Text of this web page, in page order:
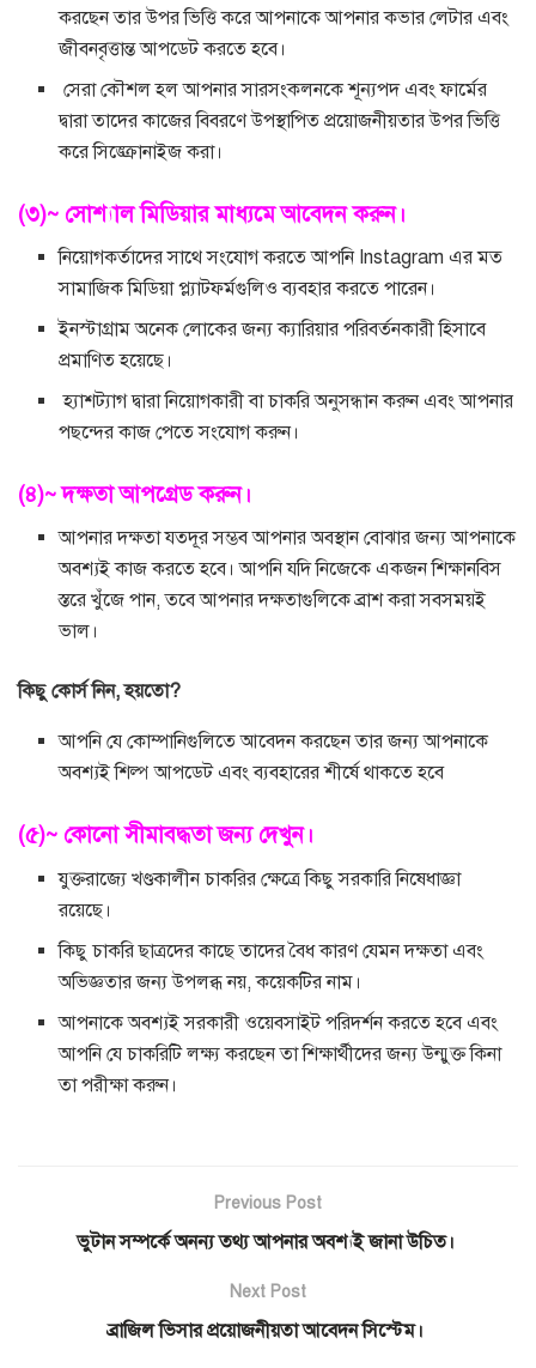
করছেন তার উপর ভিত্তি করে আপনাকে আপনার কভার লেটার এবং
জীবনবৃত্তান্ত আপডেট করতে হবে।
সেরা কৌশল হল আপনার সারসংকলনকে শূন্যপদ এবং ফার্মের
দ্বারা তাদের কাজের বিবরণে উপস্থাপিত প্রয়োজনীয়তার উপর ভিত্তি
করে সিঙ্ক্রোনাইজ করা।
(৩)~ সোশ্যাল মিডিয়ার মাধ্যমে আবেদন করুন।
নিয়োগকর্তাদের সাথে সংযোগ করতে আপনি Instagram এর মত
সামাজিক মিডিয়া প্ল্যাটফর্মগুলিও ব্যবহার করতে পারেন।
ইনস্টাগ্রাম অনেক লোকের জন্য ক্যারিয়ার পরিবর্তনকারী হিসাবে
প্রমাণিত হয়েছে।
হ্যাশট্যাগ দ্বারা নিয়োগকারী বা চাকরি অনুসন্ধান করুন এবং আপনার
পছন্দের কাজ পেতে সংযোগ করুন।
(৪)~ দক্ষতা আপগ্রেড করুন।
আপনার দক্ষতা যতদূর সম্ভব আপনার অবস্থান বোঝার জন্য আপনাকে
অবশ্যই কাজ করতে হবে। আপনি যদি নিজেকে একজন শিক্ষানবিস
স্তরে খুঁজে পান, তবে আপনার দক্ষতাগুলিকে ব্রাশ করা সবসময়ই
ভাল।
কিছু কোর্স নিন, হয়তো?
আপনি যে কোম্পানিগুলিতে আবেদন করছেন তার জন্য আপনাকে
অবশ্যই শিল্প আপডেট এবং ব্যবহারের শীর্ষে থাকতে হবে
(৫)~ কোনো সীমাবদ্ধতা জন্য দেখুন।
যুক্তরাজ্যে খণ্ডকালীন চাকরির ক্ষেত্রে কিছু সরকারি নিষেধাজ্ঞা
রয়েছে।
কিছু চাকরি ছাত্রদের কাছে তাদের বৈধ কারণ যেমন দক্ষতা এবং
অভিজ্ঞতার জন্য উপলব্ধ নয়, কয়েকটির নাম।
আপনাকে অবশ্যই সরকারী ওয়েবসাইট পরিদর্শন করতে হবে এবং
আপনি যে চাকরিটি লক্ষ্য করছেন তা শিক্ষার্থীদের জন্য উন্মুক্ত কিনা
তা পরীক্ষা করুন।
Previous Post
ভুটান সম্পর্কে অনন্য তথ্য আপনার অবশ্যই জানা উচিত।
Next Post
ব্রাজিল ভিসার প্রয়োজনীয়তা আবেদন সিস্টেম।